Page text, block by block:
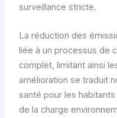
surveillance stricte.
La réduction des
liée à un processus de
complet, limitant ainsi
amélioration se traduit
santé pour les
de la charge